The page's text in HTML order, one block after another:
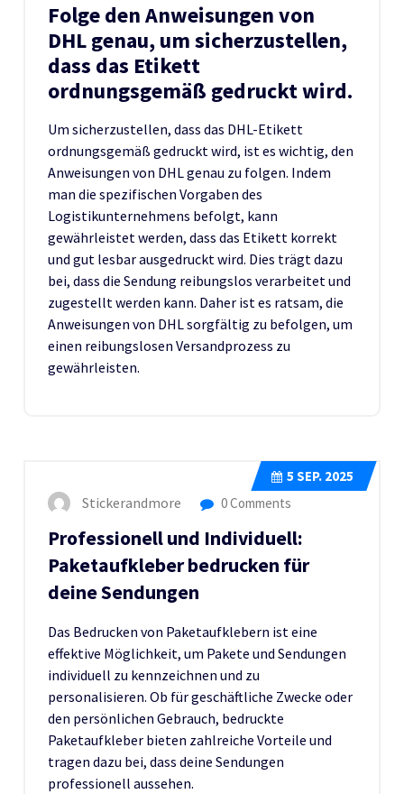
Folge den Anweisungen von
DHL genau, um sicherzustellen,
dass das Etikett
ordnungsgemäß gedruckt wird.
Um sicherzustellen, dass das DHL-Etikett
ordnungsgemäß gedruckt wird, ist es wichtig, den
Anweisungen von DHL genau zu folgen. Indem
man die spezifischen Vorgaben des
Logistikunternehmens befolgt, kann
gewährleistet werden, dass das Etikett korrekt
und gut lesbar ausgedruckt wird. Dies trägt dazu
bei, dass die Sendung reibungslos verarbeitet und
zugestellt werden kann. Daher ist es ratsam, die
Anweisungen von DHL sorgfältig zu befolgen, um
einen reibungslosen Versandprozess zu
gewährleisten.
5 SEP. 2025
Stickerandmore 0 Comments
Professionell und Individuell:
Paketaufkleber bedrucken für
deine Sendungen
Das Bedrucken von Paketaufklebern ist eine
effektive Möglichkeit, um Pakete und Sendungen
individuell zu kennzeichnen und zu
personalisieren. Ob für geschäftliche Zwecke oder
den persönlichen Gebrauch, bedruckte
Paketaufkleber bieten zahlreiche Vorteile und
tragen dazu bei, dass deine Sendungen
professionell aussehen.